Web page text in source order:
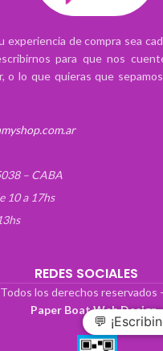
que quieras!
accesorios
En la cocina
especies,
experiencia de compra sea
para que nos
o lo que quieras que
– CABA
10 a 17hs
REDES SOCIALES
los derechos reservados -
Paper Boat Web Design.
💬